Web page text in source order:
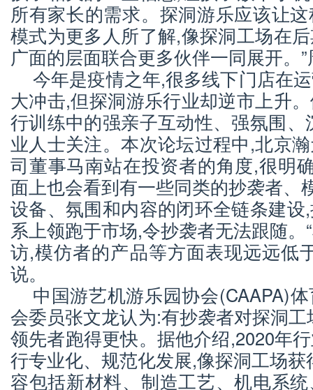
所有家长的需求。探洞游乐应该让
模式为更多人所了解,像探洞工场在
广面的层面联合更多伙伴一同展开。
今年是疫情之年,很多线下门店在
大冲击,但探洞游乐行业却逆市上升
行训练中的强亲子互动性、强氛围
业人士关注。本次论坛过程中,北京
司董事马南站在投资者的角度,很明
面上也会看到有一些同类的抄袭者、
设备、氛围和内容的闭环全链条建
系上领跑于市场,令抄袭者无法跟随。
访,模仿者的产品等方面表现远远低
说。
中国游艺机游乐园协会(CAAPA)
会委员张文龙认为:有抄袭者对探洞
领先者跑得更快。据他介绍,2020年
行专业化、规范化发展,像探洞工场
容包括新材料、制造工艺、机电系